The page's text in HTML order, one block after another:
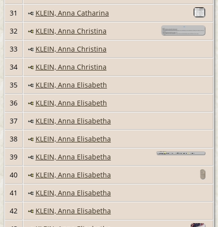
31
KLEIN, Anna Catharina
32
KLEIN, Anna Christina
33
KLEIN, Anna Christina
34
KLEIN, Anna Christina
35
KLEIN, Anna Elisabeth
36
KLEIN, Anna Elisabeth
37
KLEIN, Anna Elisabetha
38
KLEIN, Anna Elisabetha
39
KLEIN, Anna Elisabetha
40
KLEIN, Anna Elisabetha
41
KLEIN, Anna Elisabetha
42
KLEIN, Anna Elisabetha